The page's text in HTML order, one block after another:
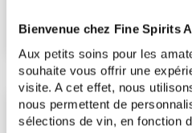
Bienvenue chez Fine Spirits
Aux petits soins pour les
souhaite vous offrir une
visite. A cet effet, nous
nous permettent de
sélections de vin, en fonction
1 073 €
LES DERNIÈRES